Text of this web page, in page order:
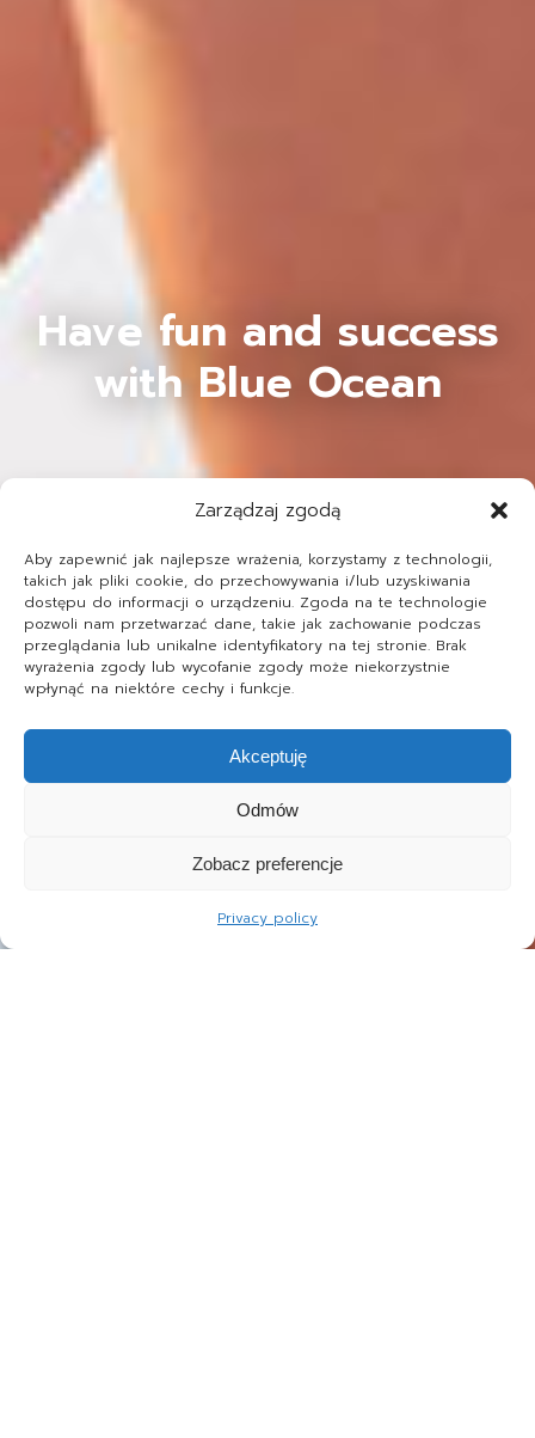
Zarządzaj zgodą
Aby zapewnić jak najlepsze wrażenia, korzystamy z technologii,
takich jak pliki cookie, do przechowywania i/lub uzyskiwania
dostępu do informacji o urządzeniu. Zgoda na te technologie
pozwoli nam przetwarzać dane, takie jak zachowanie podczas
przeglądania lub unikalne identyfikatory na tej stronie. Brak
wyrażenia zgody lub wycofanie zgody może niekorzystnie
wpłynąć na niektóre cechy i funkcje.
Akceptuję
Odmów
Zobacz preferencje
Privacy policy
Have fun and success
with Blue Ocean